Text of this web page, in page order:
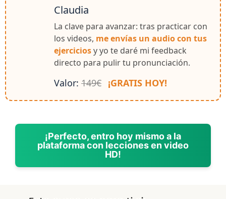
Claudia
La clave para avanzar: tras practicar con
los videos, me envías un audio con tus
ejerciciosy yo te daré mi feedback
directo para pulir tu pronunciación.
Valor: 149€ ¡GRATIS HOY!
¡Perfecto, entro hoy mismo a la
plataforma con lecciones en video
HD!